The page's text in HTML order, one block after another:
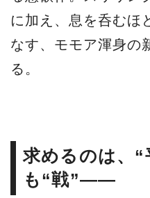
に加え、息を呑むほ
なす、モモア渾身の
る。
求めるのは、“
も“戦”――